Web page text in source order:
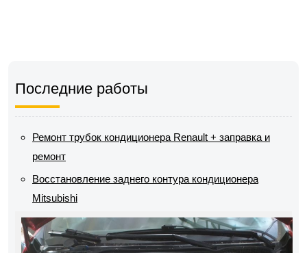
Последние работы
Ремонт трубок кондиционера Renault + заправка и
ремонт
Восстановление заднего контура кондиционера
Mitsubishi